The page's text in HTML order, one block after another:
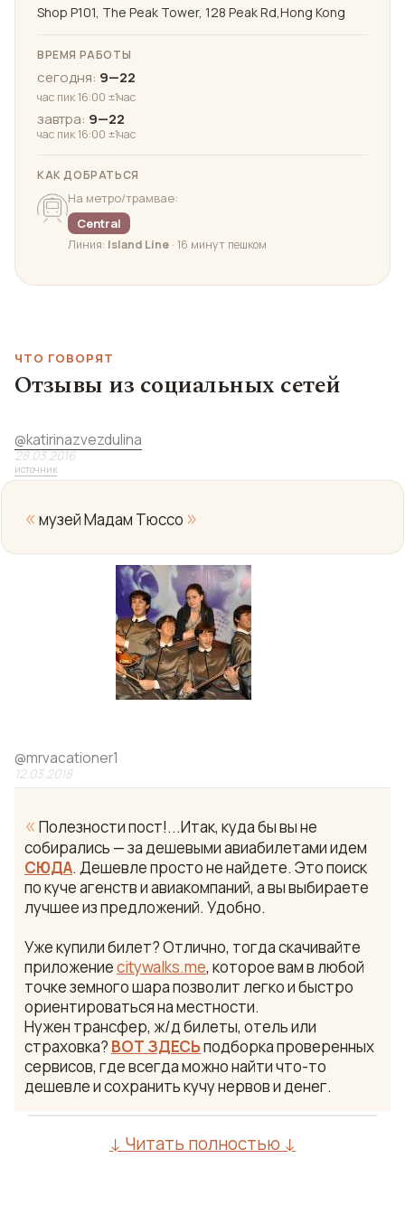
Shop P101, The Peak Tower, 128 Peak Rd,Hong Kong
ВРЕМЯ РАБОТЫ
сегодня: 9—22
час пик 16:00 ±1час
завтра: 9—22
час пик 16:00 ±1час
КАК ДОБРАТЬСЯ
На метро/трамвае:
Central
Линия: Island Line · 16 минут пешком
ЧТО ГОВОРЯТ
Отзывы из социальных сетей
@katirinazvezdulina
28.03.2016
источник
« музей Мадам Тюссо »
@mrvacationer1
12.03.2018
« Полезности пост!...Итак, куда бы вы не
собирались — за дешевыми авиабилетами идем
СЮДА. Дешевле просто не найдете. Это поиск
по куче агенств и авиакомпаний, а вы выбираете
лучшее из предложений. Удобно.
Уже купили билет? Отлично, тогда скачивайте
приложениеcitywalks.me, которое вам в любой
точке земного шара позволит легко и быстро
ориентироваться на местности.
Нужен трансфер, ж/д билеты, отель или
страховка? ВОТ ЗДЕСЬподборка проверенных
сервисов, где всегда можно найти что-то
дешевле и сохранить кучу нервов и денег.
↓ Читать полностью ↓